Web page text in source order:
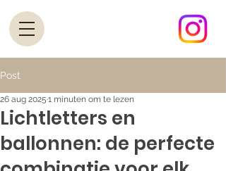
Post
Lichtletters en
ballonnen: de perfecte
26 aug 2025 1 minuten om te lezen